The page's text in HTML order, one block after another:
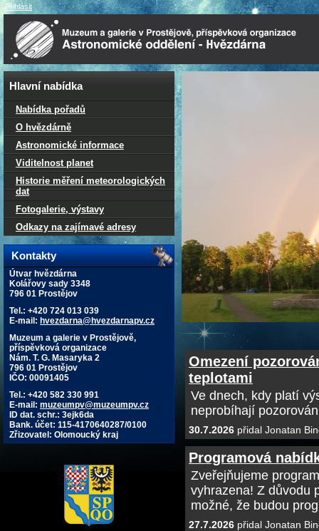
Hlavní nabídka
Nabídka pořadů
O hvězdárně
Astronomické informace
Viditelnost planet
Historie měření meteorologických
dat
Fotogalerie, výstavy
Odkazy na zajímavé adresy
Kontakty
Útvar hvězdárna
Kolářovy sady 3348
796 01 Prostějov
Tel.: +420 724 013 039
E-mail: hvezdarna@hvezdarnapv.cz
Muzeum a galerie v Prostějově,
příspěvková organizace
Nám. T. G. Masaryka 2
796 01 Prostějov
IČO: 00091405
Tel.: +420 582 330 991
E-mail: muzeumpv@muzeumpv.cz
ID dat. schr.: 3ejk6da
Bank. účet: 115-4170640287/0100
Zřizovatel: Olomoucký kraj
Omezení
teplotami
Ve dnech, kdy platí
neprobíhají
30.7.2026 přidal Jonatan
Programová
Zveřejňujeme
vyhrazena! Z důvodu
možné, že budou
27.7.2026 přidal Jonatan
Přihlásit